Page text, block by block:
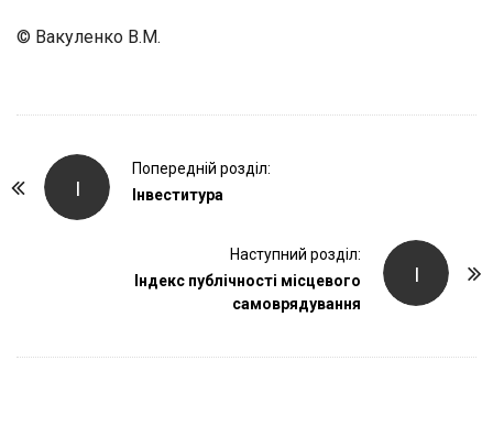
© Вакуленко В.М.
І
Попередній розділ:
Інвеститура
І
Наступний розділ:
Індекс публічності місцевого
самоврядування